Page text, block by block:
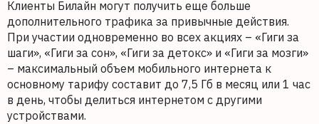
Клиенты Билайн могут получить еще больше
дополнительного трафика за привычные действия.
При участии одновременно во всех акциях – «Гиги за
шаги», «Гиги за сон», «Гиги за детокс» и «Гиги за мозги»
– максимальный объем мобильного интернета к
основному тарифу составит до 7,5 Гб в месяц или 1 час
в день, чтобы делиться интернетом с другими
устройствами.